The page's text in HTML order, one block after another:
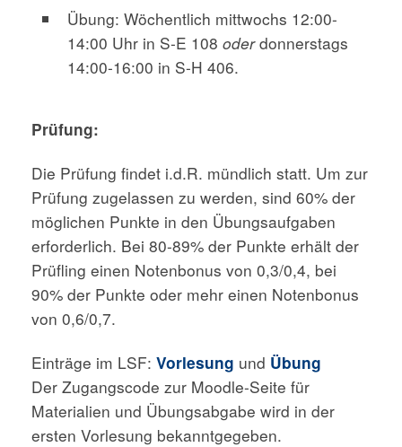
Übung: Wöchentlich mittwochs 12:00-
14:00 Uhr in S-E 108 oderdonnerstags
14:00-16:00 in S-H 406.
Prüfung:
Die Prüfung findet i.d.R. mündlich statt. Um zur
Prüfung zugelassen zu werden, sind 60% der
möglichen Punkte in den Übungsaufgaben
erforderlich. Bei 80-89% der Punkte erhält der
Prüfling einen Notenbonus von 0,3/0,4, bei
90% der Punkte oder mehr einen Notenbonus
von 0,6/0,7.
Einträge im LSF: Vorlesung und Übung
Der Zugangscode zur Moodle-Seite für
Materialien und Übungsabgabe wird in der
ersten Vorlesung bekanntgegeben.